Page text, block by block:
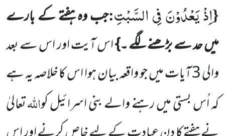
{اِذْ یَعْدُوْنَ فِی السَّبْتِ:جب وہ ہفتے کے بارے
میں حد سے بڑھنے لگے ۔}اس آیت اور اس سے بعد
والی3آیاتمیں جو واقعہ بیان ہوا اس کا خلاصہ یہ ہے
کہ اُس بستی میں رہنے والے بنی اسرائیل کواللہتعالیٰ